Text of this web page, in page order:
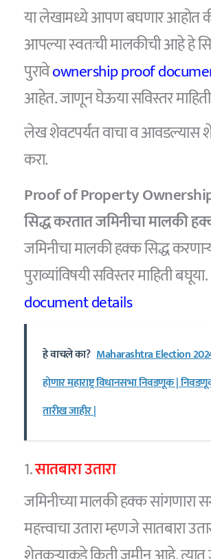
या लेखामध्ये आपण बघणार आहोत
आपल्या स्वतःची मालकीची आहे हे
पुरावेownership proof
आहेत. जाणून घेऊया सविस्तर
लेख शेवटपर्यंत वाचा व आवडल्यास
करा.
Proof of Property
सिद्ध करतात जमिनीचा मालकी
जमिनीचा मालकी हक्क सिद्ध
पुराव्यांविषयी सविस्तर माहिती बघूया.
document details
हे वाचले का? Maharashtra Election
होणार महाराष्ट्र विधानसभा निवडणूक |
तारीख जाहीर |
1.सातबारा उतारा
जमिनीच्या मालकी हक्क सांगणारा
महत्त्वाचा उतारा म्हणजे सातबारा